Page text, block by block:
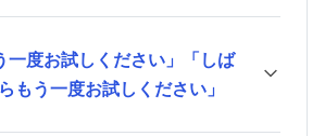
一度お試しください」「しば
もう一度お試しください」